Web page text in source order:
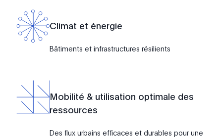
Climat et énergie
Bâtiments et infrastructures résilients
Mobilité & utilisation optimale des
ressources
Des flux urbains efficaces et durables pour une